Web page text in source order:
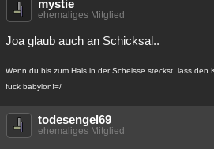
mystie
ehemaliges Mitglied
Joa glaub auch an Schicksal..
Wenn du bis zum Hals in der Scheisse steckst..lass den
fuck babylon!=/
todesengel69
ehemaliges Mitglied